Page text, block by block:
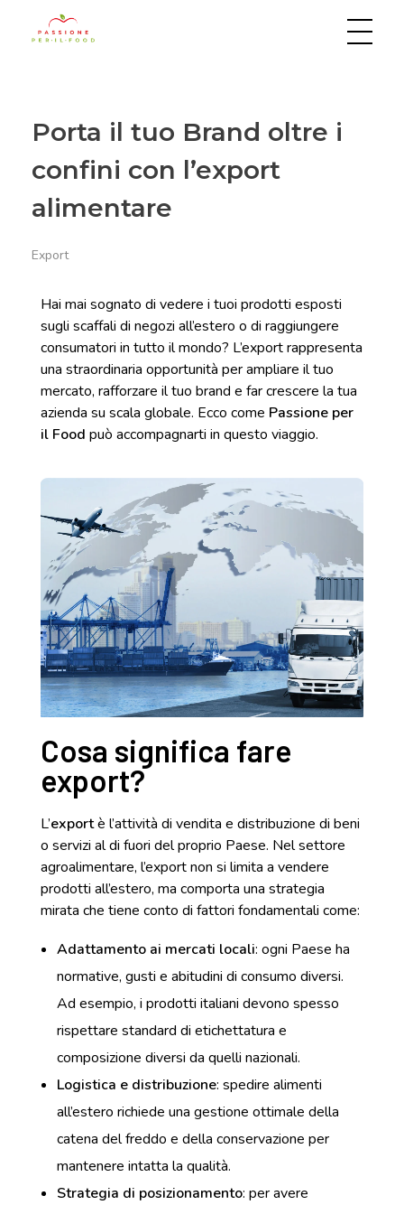
Porta il tuo Brand oltre i
confini con l’export
alimentare
Export
Hai mai sognato di vedere i tuoi prodotti esposti
sugli scaffali di negozi all’estero o di raggiungere
consumatori in tutto il mondo? L’export rappresenta
una straordinaria opportunità per ampliare il tuo
mercato, rafforzare il tuo brand e far crescere la tua
azienda su scala globale. Ecco come Passione per
il Food può accompagnarti in questo viaggio.
Cosa significa fare
export?
L’exportè l’attività di vendita e distribuzione di beni
o servizi al di fuori del proprio Paese. Nel settore
agroalimentare, l’export non si limita a vendere
prodotti all’estero, ma comporta una strategia
mirata che tiene conto di fattori fondamentali come:
Adattamento ai mercati locali: ogni Paese ha
normative, gusti e abitudini di consumo diversi.
Ad esempio, i prodotti italiani devono spesso
rispettare standard di etichettatura e
composizione diversi da quelli nazionali.
Logistica e distribuzione: spedire alimenti
all’estero richiede una gestione ottimale della
catena del freddo e della conservazione per
mantenere intatta la qualità.
Strategia di posizionamento: per avere